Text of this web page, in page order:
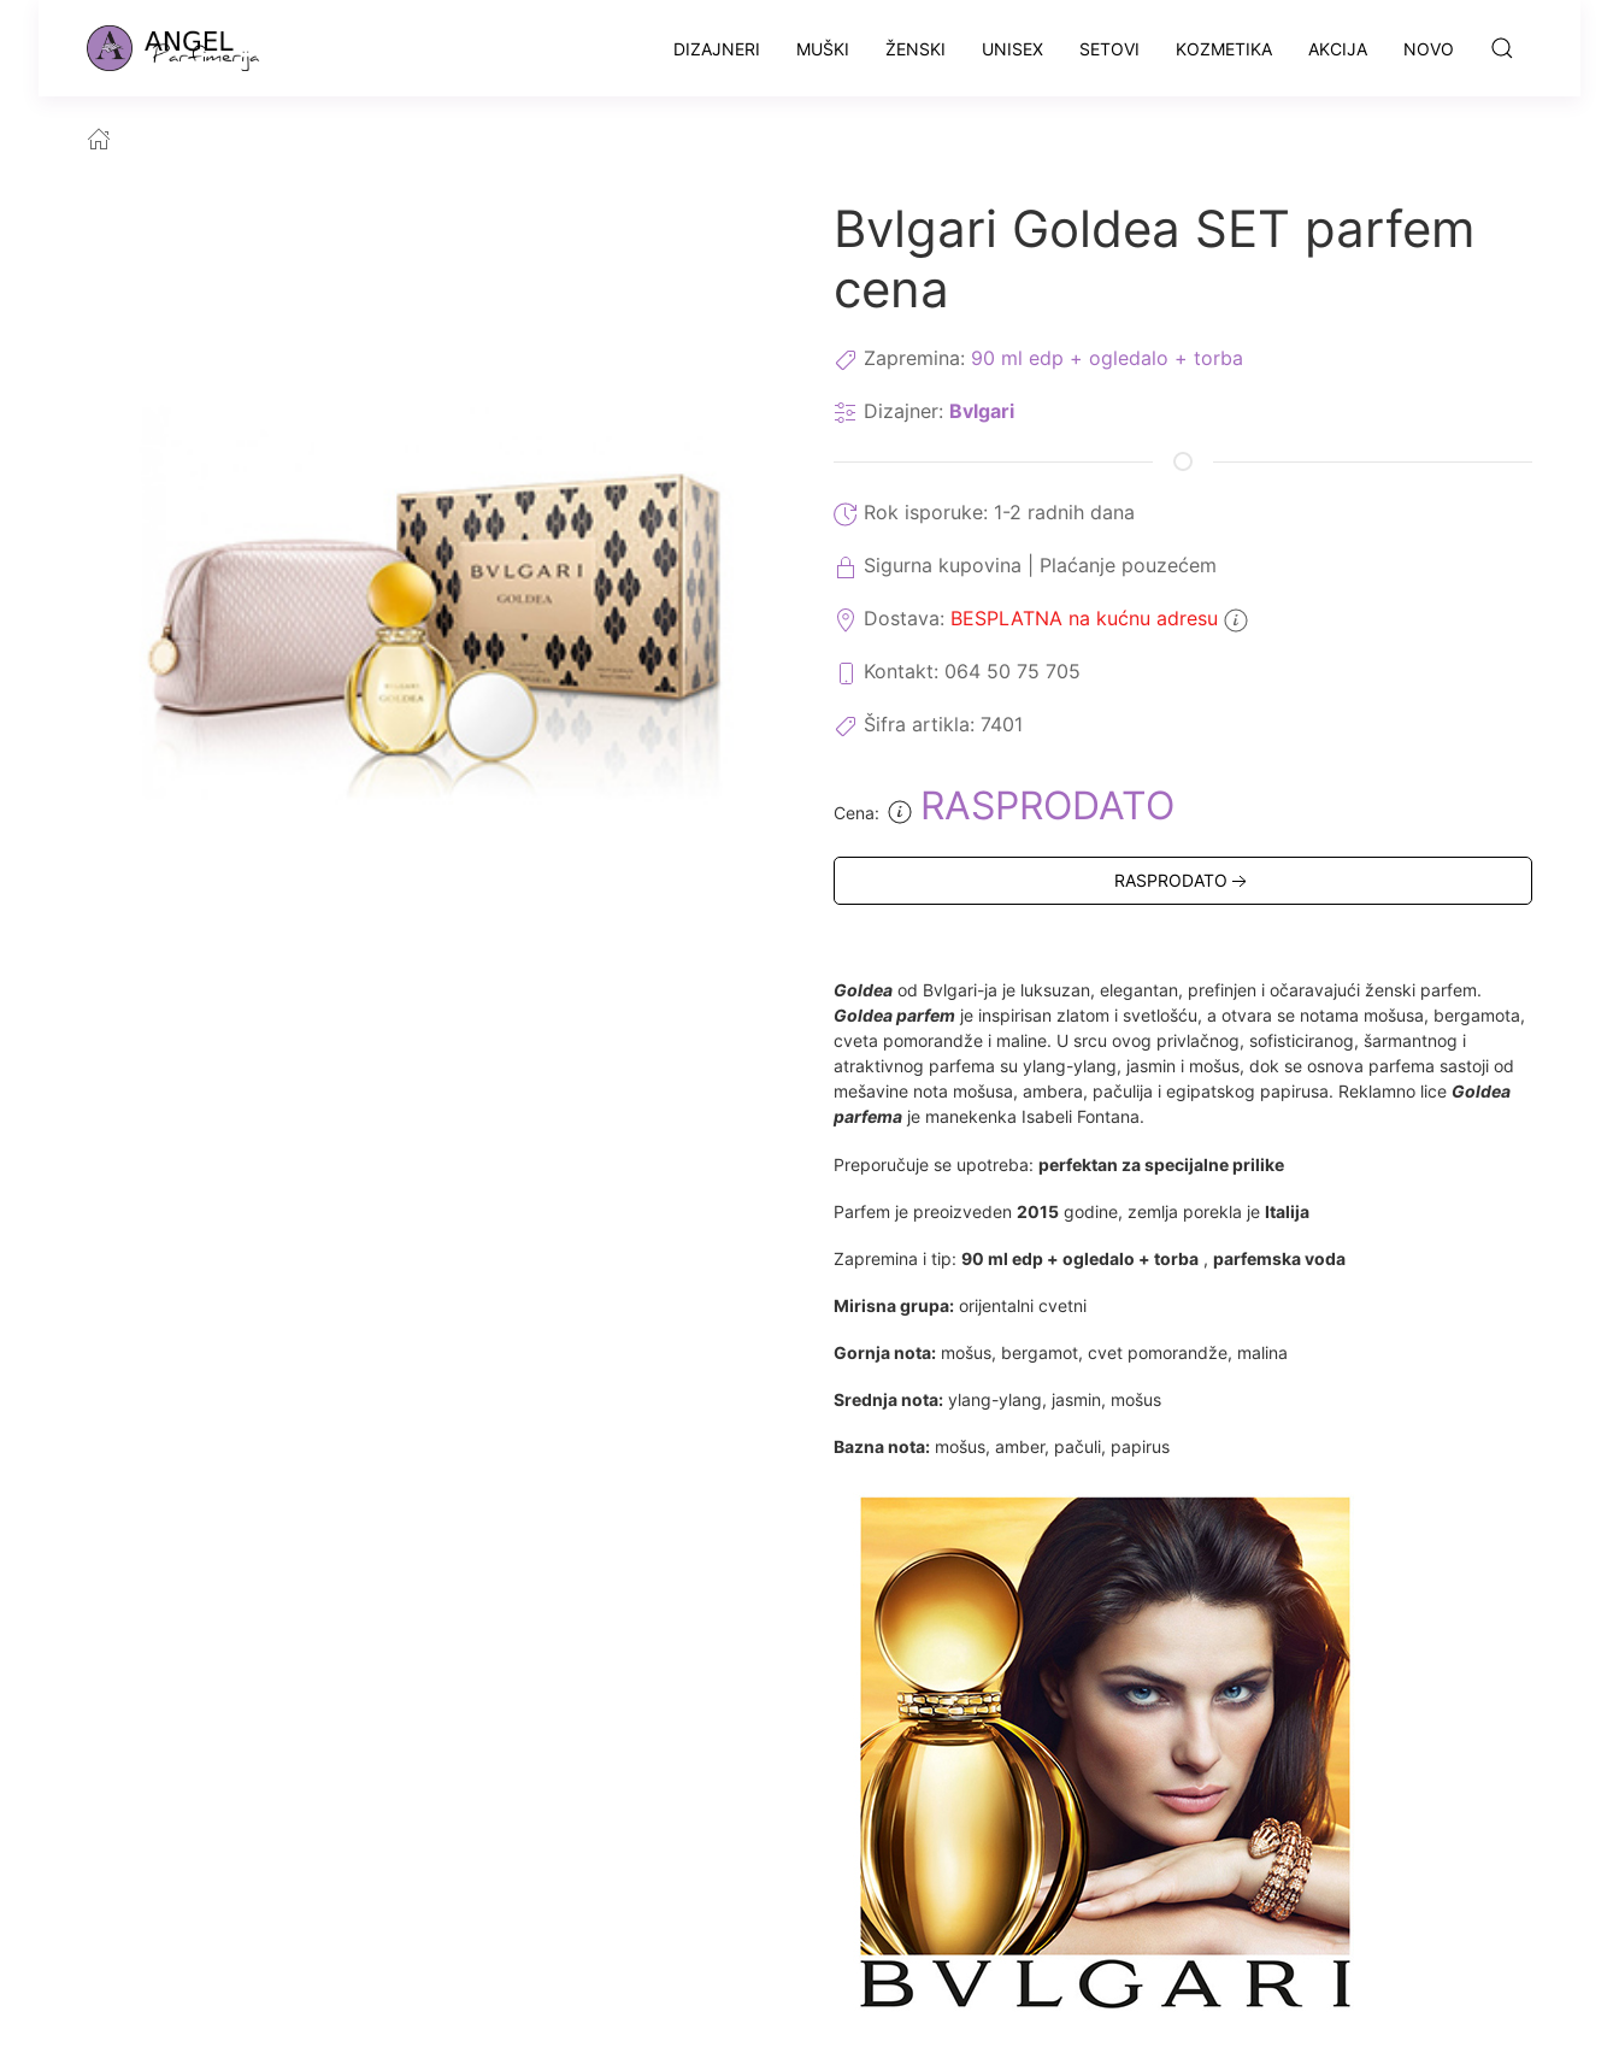
DIZAJNERI MUŠKI ŽENSKI UNISEX SETOVI KOZMETIKA AKCIJA NOVO
Bvlgari Goldea SET parfem
cena
Zapremina: 90 ml edp + ogledalo + torba
Dizajner: Bvlgari
Rok isporuke: 1-2 radnih dana
Sigurna kupovina | Plaćanje pouzećem
Dostava: BESPLATNA na kućnu adresu
Kontakt: 064 50 75 705
Šifra artikla: 7401
Cena: RASPRODATO
RASPRODATO
Goldea od Bvlgari-ja je luksuzan, elegantan, prefinjen i očaravajući ženski parfem.
Goldea parfem je inspirisan zlatom i svetlošću, a otvara se notama mošusa, bergamota,
cveta pomorandže i maline. U srcu ovog privlačnog, sofisticiranog, šarmantnog i
atraktivnog parfema su ylang-ylang, jasmin i mošus, dok se osnova parfema sastoji od
mešavine nota mošusa, ambera, pačulija i egipatskog papirusa. Reklamno lice Goldea
parfema je manekenka Isabeli Fontana.
Preporučuje se upotreba: perfektan za specijalne prilike
Parfem je preoizveden 2015 godine, zemlja porekla je Italija
Zapremina i tip: 90 ml edp + ogledalo + torba , parfemska voda
Mirisna grupa: orijentalni cvetni
Gornja nota: mošus, bergamot, cvet pomorandže, malina
Srednja nota: ylang-ylang, jasmin, mošus
Bazna nota: mošus, amber, pačuli, papirus